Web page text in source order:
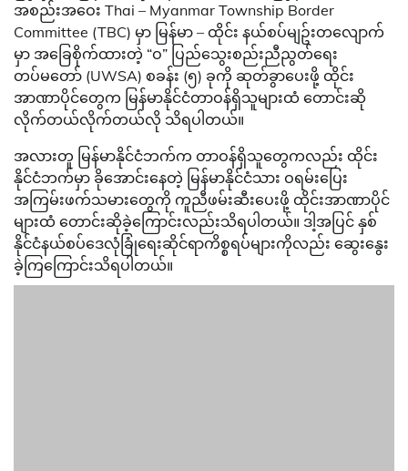
အစည်းအဝေး Thai – Myanmar Township Border
Committee (TBC) မှာ မြန်မာ – ထိုင်း နယ်စပ်မျဥ်းတလျောက်
မှာ အခြေစိုက်ထားတဲ့ “ဝ” ပြည်သွေးစည်းညီညွတ်ရေး
တပ်မတော် (UWSA) စခန်း (၅) ခုကို ဆုတ်ခွာပေးဖို့ ထိုင်း
အာဏာပိုင်တွေက မြန်မာနိုင်ငံတာဝန်ရှိသူများထံ တောင်းဆို
လိုက်တယ်လိုက်တယ်လို သိရပါတယ်။
အလားတူ မြန်မာနိုင်ငံဘက်က တာဝန်ရှိသူတွေကလည်း ထိုင်း
နိုင်ငံဘက်မှာ ခိုအောင်းနေတဲ့ မြန်မာနိုင်ငံသား ဝရမ်းပြေး
အကြမ်းဖက်သမားတွေကို ကူညီဖမ်းဆီးပေးဖို့ ထိုင်းအာဏာပိုင်
များထံ တောင်းဆိုခဲ့ကြောင်းလည်းသိရပါတယ်။ ဒါ့အပြင် နှစ်
နိုင်ငံနယ်စပ်ဒေလုံခြုံရေးဆိုင်ရာကိစ္စရပ်များကိုလည်း ဆွေးနွေး
ခဲ့ကြကြောင်းသိရပါတယ်။